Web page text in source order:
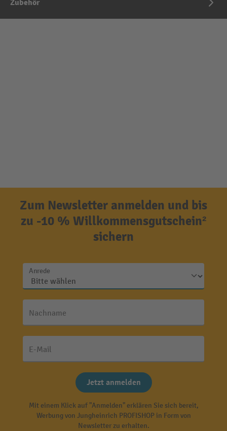
Zubehör
Zum Newsletter anmelden und bis
zu -10 % Willkommensgutschein²
sichern
Anrede
Nachname
E-Mail
Jetzt anmelden
Mit einem Klick auf "Anmelden" erklären Sie sich bereit,
Werbung von Jungheinrich PROFISHOP in Form von
Newsletter zu erhalten.